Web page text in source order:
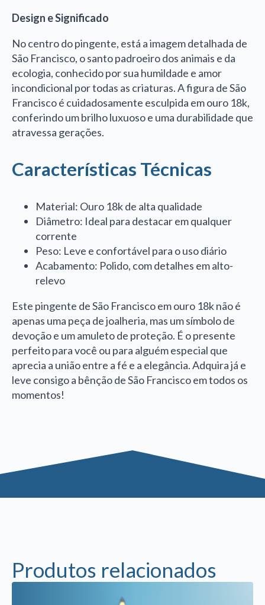
Design e Significado
No centro do pingente, está a imagem detalhada de
São Francisco, o santo padroeiro dos animais e da
ecologia, conhecido por sua humildade e amor
incondicional por todas as criaturas. A figura de São
Francisco é cuidadosamente esculpida em ouro 18k,
conferindo um brilho luxuoso e uma durabilidade que
atravessa gerações.
Características Técnicas
Material: Ouro 18k de alta qualidade
Diâmetro: Ideal para destacar em qualquer
corrente
Peso: Leve e confortável para o uso diário
Acabamento: Polido, com detalhes em alto-
relevo
Este pingente de São Francisco em ouro 18k não é
apenas uma peça de joalheria, mas um símbolo de
devoção e um amuleto de proteção. É o presente
perfeito para você ou para alguém especial que
aprecia a união entre a fé e a elegância. Adquira já e
leve consigo a bênção de São Francisco em todos os
momentos!
Produtos relacionados